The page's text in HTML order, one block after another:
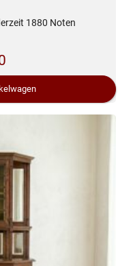
1880 Noten